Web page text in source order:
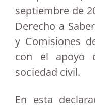
septiembre de
Derecho a
y Comisiones
con el apoyo
sociedad civil.
En esta